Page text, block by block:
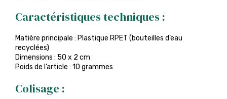
Caractéristiques techniques :
Matière principale : Plastique RPET (bouteilles d’eau
recyclées)
Dimensions : 50 x 2 cm
Poids de l’article : 10 grammes
Colisage :